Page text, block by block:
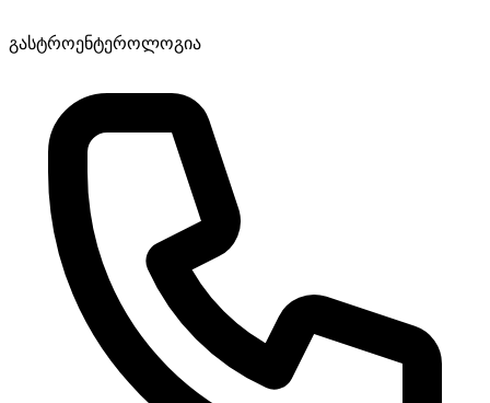
გასტროენტეროლოგია